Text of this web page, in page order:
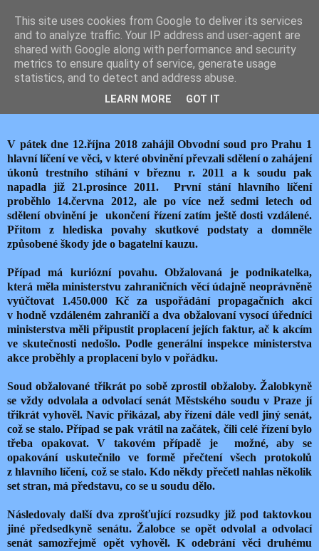
JEMELIK ZDENĚK
sobota 13. října 2018
SOUDCI HRAJÍ PINGPONG
V pátek dne 12.října 2018 zahájil Obvodní soud pro Prahu 1
hlavní líčení ve věci, v které obvinění převzali sdělení o zahájení
úkonů trestního stíhání v březnu r. 2011 a k soudu pak
napadla již 21.prosince 2011. První stání hlavního líčení
proběhlo 14.června 2012, ale po více než sedmi letech od
sdělení obvinění je ukončení řízení zatím ještě dosti vzdálené.
Přitom z hlediska povahy skutkové podstaty a domněle
způsobené škody jde o bagatelní kauzu.
Případ má kuriózní povahu. Obžalovaná je podnikatelka,
která měla ministerstvu zahraničních věcí údajně neoprávněně
vyúčtovat 1.450.000 Kč za uspořádání propagačních akcí
v hodně vzdáleném zahraničí a dva obžalovaní vysocí úředníci
ministerstva měli připustit proplacení jejích faktur, ač k akcím
ve skutečnosti nedošlo. Podle generální inspekce ministerstva
akce proběhly a proplacení bylo v pořádku.
Soud obžalované třikrát po sobě zprostil obžaloby. Žalobkyně
se vždy odvolala a odvolací senát Městského soudu v Praze jí
třikrát vyhověl. Navíc přikázal, aby řízení dále vedl jiný senát,
což se stalo. Případ se pak vrátil na začátek, čili celé řízení bylo
třeba opakovat. V takovém případě je
možné, aby se
opakování uskutečnilo ve formě přečtení všech protokolů
z hlavního líčení, což se stalo. Kdo někdy přečetl nahlas několik
set stran, má představu, co se u soudu dělo.
Následovaly další dva zprošťující rozsudky již pod taktovkou
jiné předsedkyně senátu. Žalobce se opět odvolal a odvolací
senát samozřejmě opět vyhověl. K odebrání věci druhému
This site uses cookies from Google to deliver its services
and to analyze traffic. Your IP address and user-agent are
shared with Google along with performance and security
metrics to ensure quality of service, generate usage
statistics, and to detect and address abuse.
LEARN MORE GOT IT